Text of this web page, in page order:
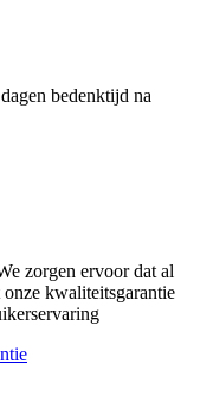
bedenktijd na
zorgen ervoor dat al
kwaliteitsgarantie